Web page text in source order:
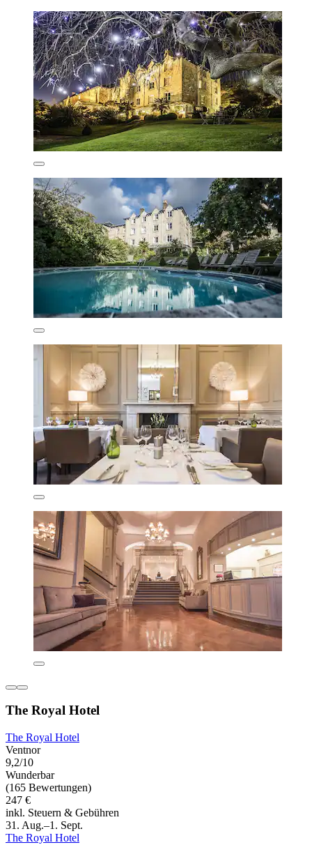
The Royal Hotel
The Royal Hotel
Ventnor
9,2/10
Wunderbar
(165 Bewertungen)
247 €
inkl. Steuern & Gebühren
31. Aug.–1. Sept.
The Royal Hotel